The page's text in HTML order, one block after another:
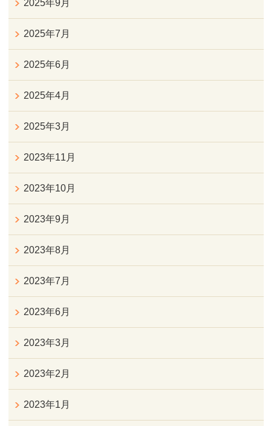
2025年9月
2025年7月
2025年6月
2025年4月
2025年3月
2023年11月
2023年10月
2023年9月
2023年8月
2023年7月
2023年6月
2023年3月
2023年2月
2023年1月